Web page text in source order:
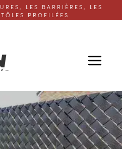
LES BARRIÈRES, LES
PROFILÉES